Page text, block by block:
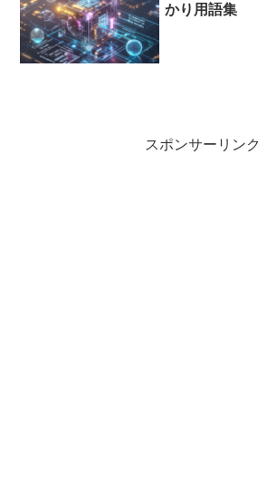
かり用語集
スポンサーリンク